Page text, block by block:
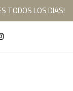
TODOS LOS DIAS!